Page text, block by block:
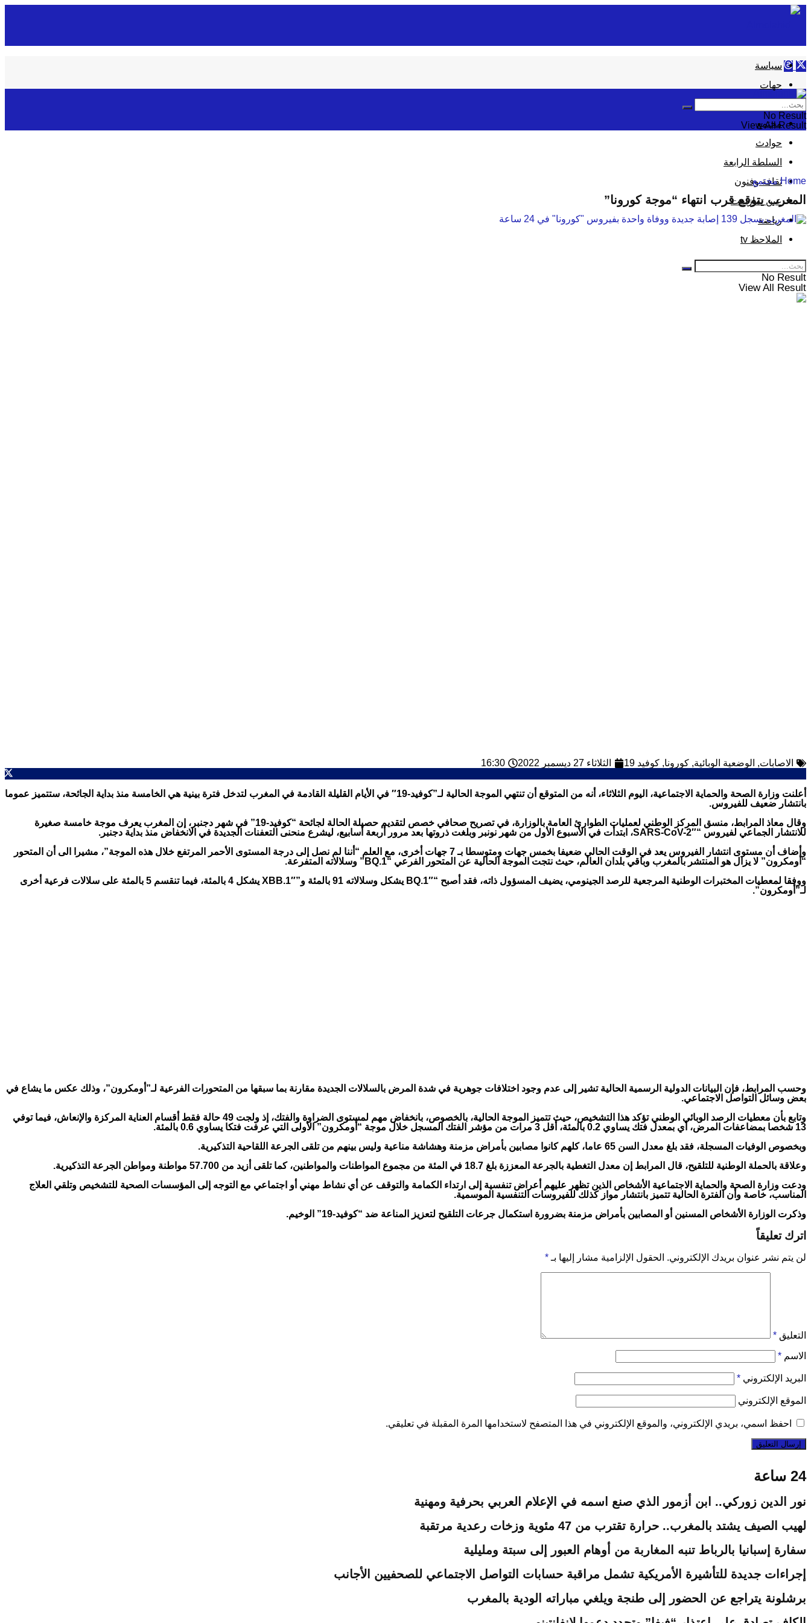
سياسة
جهات
مجتمع
حوادث
السلطة الرابعة
ثقافة وفنون
عين تمازيغت
رياضة
الملاحظ tv
No Result
View All Result
No Result
View All Result
Home مجتمع
المغرب يتوقع قرب انتهاء “موجة كورونا”
الاصابات, الوضعية الوبائية, كورونا, كوفيد 19 الثلاثاء 27 ديسمبر 2022 16:30
أعلنت وزارة الصحة والحماية الاجتماعية، اليوم الثلاثاء، أنه من المتوقع أن تنتهي الموجة الحالية لـ”كوفيد-19″ في الأيام القليلة القادمة في المغرب لتدخل فترة بينية هي الخامسة منذ بداية الجائحة، ستتميز عموما
بانتشار ضعيف للفيروس.
وقال معاذ المرابط، منسق المركز الوطني لعمليات الطوارئ العامة بالوزارة، في تصريح صحافي خصص لتقديم حصيلة الحالة لجائحة “كوفيد-19” في شهر دجنبر، إن المغرب يعرف موجة خامسة صغيرة
للانتشار الجماعي لفيروس “SARS-CoV-2″، ابتدأت في الأسبوع الأول من شهر نونبر وبلغت ذروتها بعد مرور أربعة أسابيع، ليشرع منحنى التعفنات الجديدة في الانخفاض منذ بداية دجنبر.
وأضاف أن مستوى انتشار الفيروس يعد في الوقت الحالي ضعيفا بخمس جهات ومتوسطا بـ 7 جهات أخرى، مع العلم “أننا لم نصل إلى درجة المستوى الأحمر المرتفع خلال هذه الموجة”، مشيرا الى أن المتحور
“أومكرون” لا يزال هو المنتشر بالمغرب وباقي بلدان العالم، حيث نتجت الموجة الحالية عن المتحور الفرعي “BQ.1” وسلالاته المتفرعة.
ووفقا لمعطيات المختبرات الوطنية المرجعية للرصد الجينومي، يضيف المسؤول ذاته، فقد أصبح “BQ.1″ يشكل وسلالاته 91 بالمئة و”XBB.1″ يشكل 4 بالمئة، فيما تنقسم 5 بالمئة على سلالات فرعية أخرى
لـ”أومكرون”.
وحسب المرابط، فإن البيانات الدولية الرسمية الحالية تشير إلى عدم وجود اختلافات جوهرية في شدة المرض بالسلالات الجديدة مقارنة بما سبقها من المتحورات الفرعية لـ”أومكرون”، وذلك عكس ما يشاع في
بعض وسائل التواصل الاجتماعي.
وتابع بأن معطيات الرصد الوبائي الوطني تؤكد هذا التشخيص، حيث تتميز الموجة الحالية، بالخصوص، بانخفاض مهم لمستوى الضراوة والفتك، إذ ولجت 49 حالة فقط أقسام العناية المركزة والإنعاش، فيما توفي
13 شخصا بمضاعفات المرض، أي بمعدل فتك يساوي 0.2 بالمئة، أقل 3 مرات من مؤشر الفتك المسجل خلال موجة “أومكرون” الأولى التي عرفت فتكا يساوي 0.6 بالمئة.
وبخصوص الوفيات المسجلة، فقد بلغ معدل السن 65 عاما، كلهم كانوا مصابين بأمراض مزمنة وهشاشة مناعية وليس بينهم من تلقى الجرعة اللقاحية التذكيرية.
وعلاقة بالحملة الوطنية للتلقيح، قال المرابط إن معدل التغطية بالجرعة المعززة بلغ 18.7 في المئة من مجموع المواطنات والمواطنين، كما تلقى أزيد من 57.700 مواطنة ومواطن الجرعة التذكيرية.
ودعت وزارة الصحة والحماية الاجتماعية الأشخاص الذين تظهر عليهم أعراض تنفسية إلى ارتداء الكمامة والتوقف عن أي نشاط مهني أو اجتماعي مع التوجه إلى المؤسسات الصحية للتشخيص وتلقي العلاج
المناسب، خاصة وأن الفترة الحالية تتميز بانتشار مواز كذلك للفيروسات التنفسية الموسمية.
وذكرت الوزارة الأشخاص المسنين أو المصابين بأمراض مزمنة بضرورة استكمال جرعات التلقيح لتعزيز المناعة ضد “كوفيد-19” الوخيم.
اترك تعليقاً
لن يتم نشر عنوان بريدك الإلكتروني. الحقول الإلزامية مشار إليها بـ *
التعليق *
الاسم *
البريد الإلكتروني *
الموقع الإلكتروني
احفظ اسمي، بريدي الإلكتروني، والموقع الإلكتروني في هذا المتصفح لاستخدامها المرة المقبلة في تعليقي.
24 ساعة
نور الدين زوركي.. ابن أزمور الذي صنع اسمه في الإعلام العربي بحرفية ومهنية
لهيب الصيف يشتد بالمغرب.. حرارة تقترب من 47 مئوية وزخات رعدية مرتقبة
سفارة إسبانيا بالرباط تنبه المغاربة من أوهام العبور إلى سبتة ومليلية
إجراءات جديدة للتأشيرة الأمريكية تشمل مراقبة حسابات التواصل الاجتماعي للصحفيين الأجانب
برشلونة يتراجع عن الحضور إلى طنجة ويلغي مباراته الودية بالمغرب